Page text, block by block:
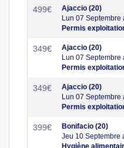
499€
Ajaccio (20)
Lun 07 Septembre
Permis
349€
Ajaccio (20)
Lun 07 Septembre
Permis
349€
Ajaccio (20)
Lun 07 Septembre
Permis
399€
Bonifacio (20)
Jeu 10 Septembre
Hygiène